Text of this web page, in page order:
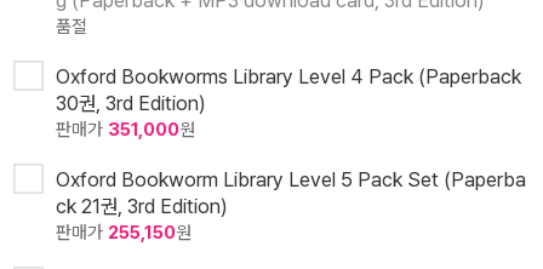
품절
Oxford Bookworms Library Level 4 Pack (Paperback
30권, 3rd Edition)
판매가 351,000원
Oxford Bookworm Library Level 5 Pack Set (Paperba
ck 21권, 3rd Edition)
판매가 255,150원